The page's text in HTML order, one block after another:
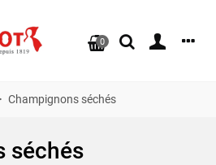
0
Champignons séchés
séchés